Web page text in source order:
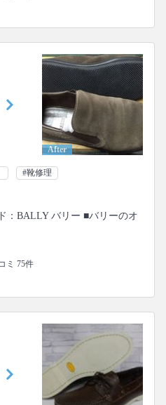
After
#靴修理
：BALLY バリー ■バリーのオ
ミ 75件